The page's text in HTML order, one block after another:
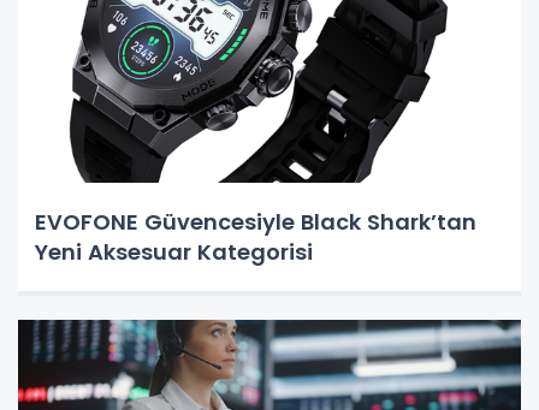
EVOFONE Güvencesiyle Black Shark’tan
Yeni Aksesuar Kategorisi